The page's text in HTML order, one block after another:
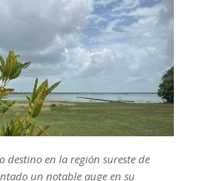
destino en la región sureste de
un notable auge en su